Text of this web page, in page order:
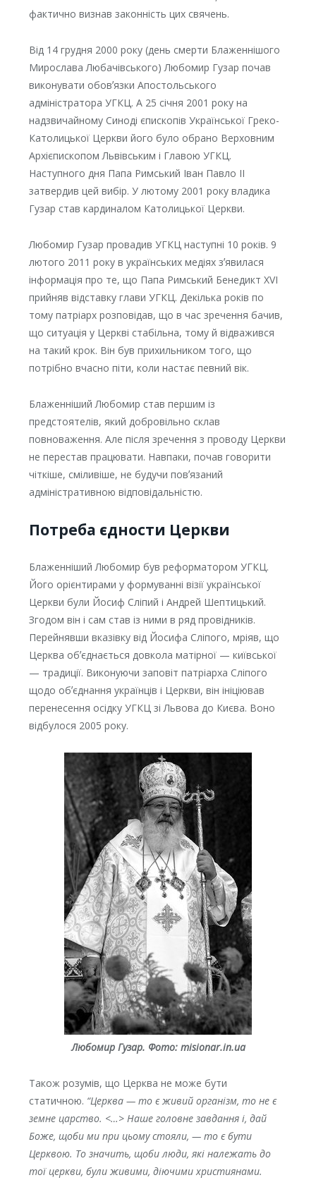
фактично визнав законність цих свячень.
Від 14 грудня 2000 року (день смерти Блаженнішого
Мирослава Любачівського) Любомир Гузар почав
виконувати обовʼязки Апостольського
адміністратора УГКЦ. А 25 січня 2001 року на
надзвичайному Синоді єпископів Української Греко-
Католицької Церкви його було обрано Верховним
Архієпископом Львівським і Главою УГКЦ.
Наступного дня Папа Римський Іван Павло II
затвердив цей вибір. У лютому 2001 року владика
Гузар став кардиналом Католицької Церкви.
Любомир Гузар провадив УГКЦ наступні 10 років. 9
лютого 2011 року в українських медіях зʼявилася
інформація про те, що Папа Римський Бенедикт XVI
прийняв відставку глави УГКЦ. Декілька років по
тому патріарх розповідав, що в час зречення бачив,
що ситуація у Церкві стабільна, тому й відважився
на такий крок. Він був прихильником того, що
потрібно вчасно піти, коли настає певний вік.
Блаженніший Любомир став першим із
предстоятелів, який добровільно склав
повноваження. Але після зречення з проводу Церкви
не перестав працювати. Навпаки, почав говорити
чіткіше, сміливіше, не будучи повʼязаний
адміністративною відповідальністю.
Потреба єдности Церкви
Блаженніший Любомир був реформатором УГКЦ.
Його орієнтирами у формуванні візії української
Церкви були Йосиф Сліпий і Андрей Шептицький.
Згодом він і сам став із ними в ряд провідників.
Перейнявши вказівку від Йосифа Сліпого, мріяв, що
Церква обʼєднається довкола матірної — київської
— традиції. Виконуючи заповіт патріарха Сліпого
щодо обʼєднання українців і Церкви, він ініціював
перенесення осідку УГКЦ зі Львова до Києва. Воно
відбулося 2005 року.
Любомир Гузар. Фото: misionar.in.ua
Також розумів, що Церква не може бути
статичною. “Церква — то є живий організм, то не є
земне царство. <…> Наше головне завдання і, дай
Боже, щоби ми при цьому стояли, — то є бути
Церквою. То значить, щоби люди, які належать до
тої церкви, були живими, діючими християнами.